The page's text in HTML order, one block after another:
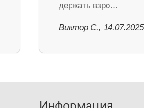
держать взро…
Виктор С., 14.07.2025
Информация